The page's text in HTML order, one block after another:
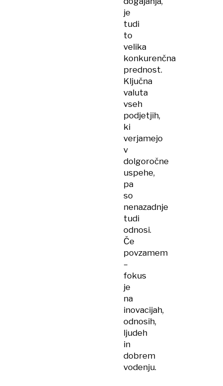
je
tudi
to
velika
konkurenčna
prednost.
Ključna
valuta
vseh
podjetjih,
ki
verjamejo
v
dolgoročne
uspehe,
pa
so
nenazadnje
tudi
odnosi.
Če
povzamem
–
fokus
je
na
inovacijah,
odnosih,
ljudeh
in
dobrem
vodenju.